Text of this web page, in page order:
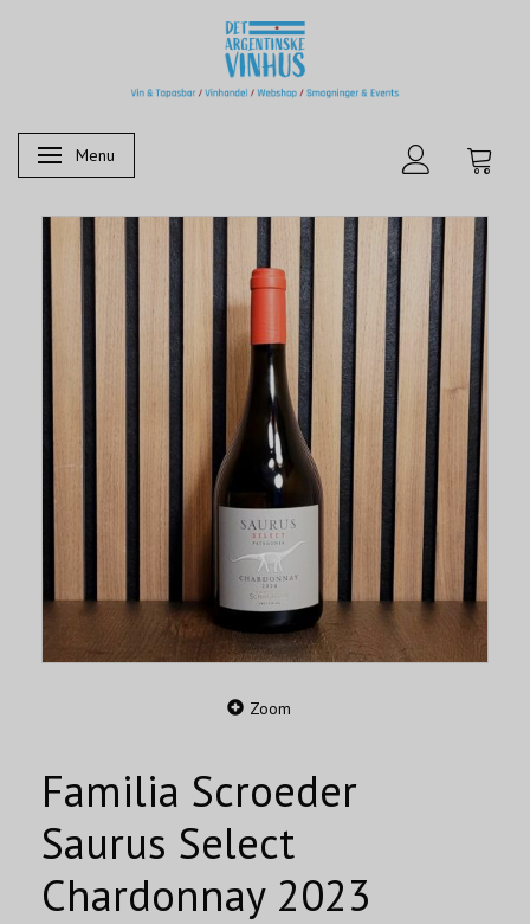
Skifte navigation
Menu
Zoom
Familia Scroeder
Saurus Select
Chardonnay 2023